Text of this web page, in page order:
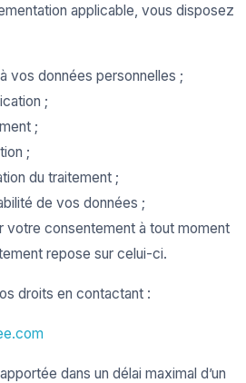
applicable, vous disposez
vos données personnelles ;
;
;
;
du traitement ;
de vos données ;
votre consentement à tout moment
repose sur celui-ci.
droits en contactant :
dans un délai maximal d’un